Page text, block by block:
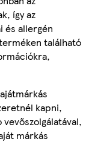
így az
és allergén
található
kapni,
márkás